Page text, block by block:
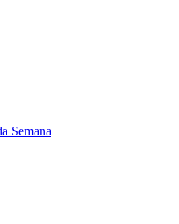
Semana